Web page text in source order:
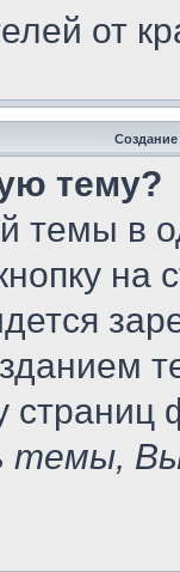
от
тему?
темы в
темы,